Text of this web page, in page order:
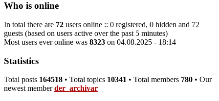
Who is online
In total there are 72 users online :: 0 registered, 0 hidden and 72
guests (based on users active over the past 5 minutes)
Most users ever online was 8323 on 04.08.2025 - 18:14
Statistics
Total posts 164518 • Total topics 10341 • Total members 780 • Our
newest memberder_archivar